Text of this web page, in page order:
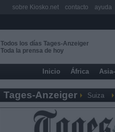
Todos los días Tages-Anzeiger
Toda la prensa de hoy
Inicio África
Tages-Anzeiger Suiza
sobre Kiosko.net contacto ayuda